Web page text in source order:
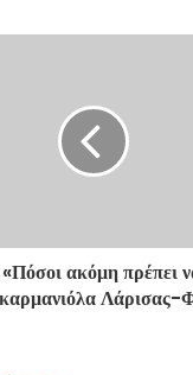
ακόμη πρέπει